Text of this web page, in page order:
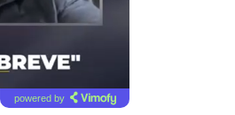
powered by